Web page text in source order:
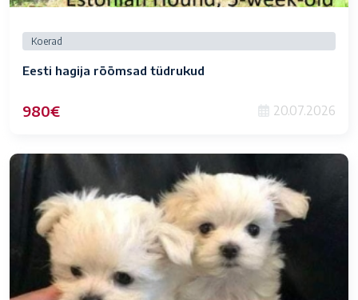
Koerad
Eesti hagija rõõmsad tüdrukud
980€ 20.07.2026